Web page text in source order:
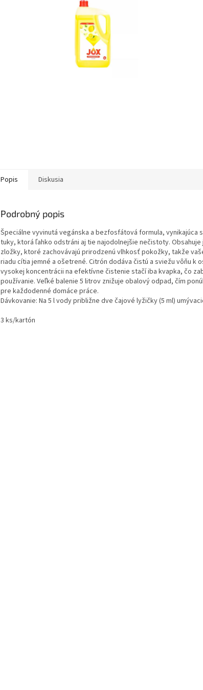
Popis Diskusia
Podrobný popis
Špeciálne vyvinutá vegánska a bezfosfátová formula,
tuky, ktorá ľahko odstráni aj tie najodolnejšie nečistoty.
zložky, ktoré zachovávajú prirodzenú vlhkosť pokožky, takže
riadu cítia jemné a ošetrené. Citrón dodáva čistú a sviežu vôňu k
vysokej koncentrácii na efektívne čistenie stačí iba kvapka, čo
používanie. Veľké balenie 5 litrov znižuje obalový odpad, čím
pre každodenné domáce práce.
Dávkovanie: Na 5 l vody približne dve čajové lyžičky (5 ml)
3 ks/kartón